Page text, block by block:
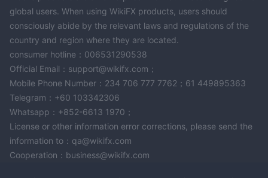
global users. When using WikiFX products, users should
consciously abide by the relevant laws and regulations of the
country and region where they are located.
consumer hotline：006531290538
Official Email：support@wikifx.com；
Mobile Phone Number：234 706 777 7762；61 449895363
Telegram：+60 103342306
Whatsapp：+852-6613 1970；
License or other information error corrections, please send the
information to：qa@wikifx.com
Cooperation：business@wikifx.com